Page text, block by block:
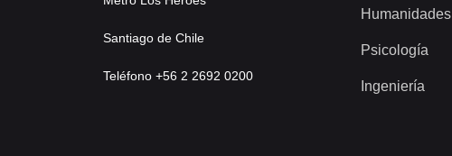
Santiago de Chile
Teléfono +56 2 2692 0200
Humanidades
Psicología
Ingeniería